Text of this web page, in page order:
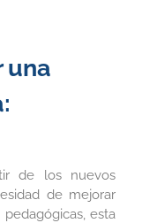
una
de los nuevos
de mejorar
esta